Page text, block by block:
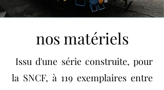
nos matériels
Issu d'une série construite, pour
la SNCF, à 119 exemplaires entre